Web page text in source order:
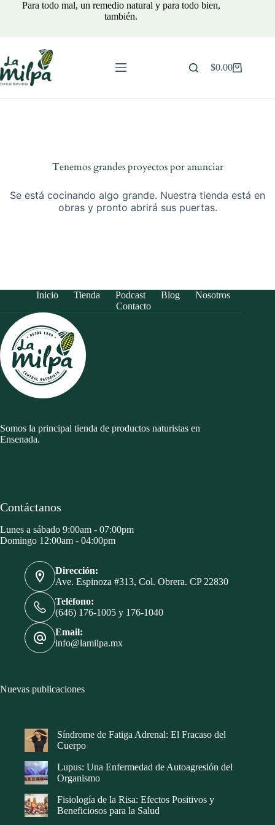
Para todo mal, un remedio natural y para todo bien,
también.
Carro
$0.00
Tenemos grandes proyectos por anunciar
Se está cocinando algo grande. Nuestra tienda está en
obras y pronto abrirá sus puertas.
Inicio Tienda Podcast Blog
Nosotros
Contacto
Somos la principal tienda de productos naturistas en
Ensenada.
Contáctanos
Lunes a sábado 9:00am - 07:00pm
Domingo 12:00am - 04:00pm
Dirección:
Ave. Espinoza #313, Col. Obrera. CP 22830
Teléfono:
(646) 176-1005 y 176-1040
Email:
info@lamilpa.mx
Nuevas publicaciones
Síndrome de Fatiga Adrenal: El Fracaso del
Cuerpo
Lupus: Una Enfermedad de Autoagresión del
Organismo
Fisiología de la Risa: Efectos Positivos y
Beneficiosos para la Salud